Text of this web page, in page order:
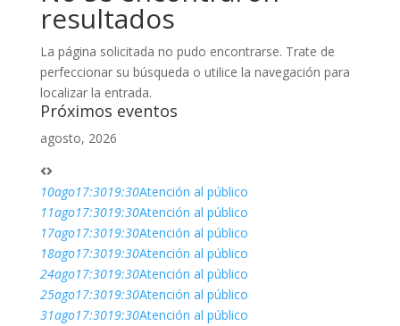
resultados
La página solicitada no pudo encontrarse. Trate de
perfeccionar su búsqueda o utilice la navegación para
localizar la entrada.
Próximos eventos
agosto, 2026
10ago17:3019:30Atención al público
11ago17:3019:30Atención al público
17ago17:3019:30Atención al público
18ago17:3019:30Atención al público
24ago17:3019:30Atención al público
25ago17:3019:30Atención al público
31ago17:3019:30Atención al público